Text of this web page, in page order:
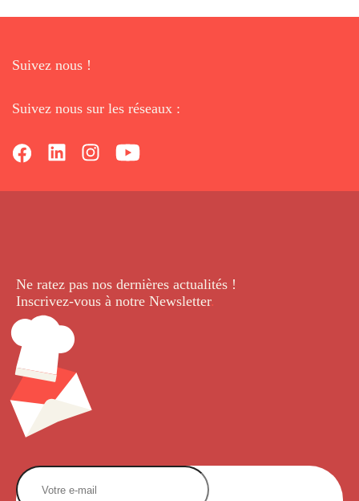
Suivez nous !
Suivez nous sur les réseaux :
Ne ratez pas nos dernières actualités !
Inscrivez-vous à notre Newsletter.